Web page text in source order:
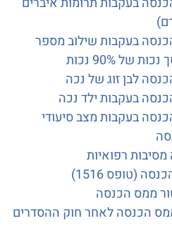
שילוב מספר
זוג של נכה
ילד נכה
מצב סיעודי
רפואיות
1516)
הכנסה
לאחר חוק ההסדרים